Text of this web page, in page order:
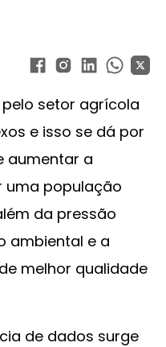
setor agrícola
e isso se dá por
aumentar a
uma população
da pressão
ambiental e a
melhor qualidade
de dados surge